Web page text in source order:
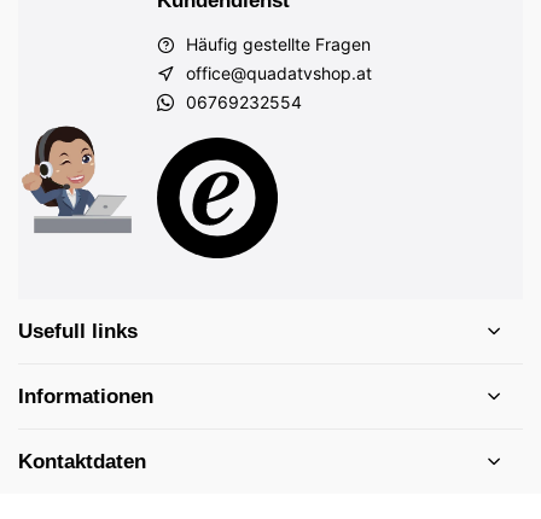
Häufig gestellte Fragen
office@quadatvshop.at
06769232554
Usefull links
Informationen
Kontaktdaten